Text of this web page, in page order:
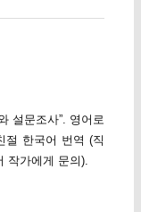
설문조사”. 영어로
절 한국어 번역 (직
작가에게 문의).